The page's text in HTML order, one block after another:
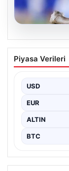
06.08.2026
Maçın
tansiyonu
gergin anlar
yüksek…
Piyasa Verileri
USD
EUR
ALTIN
BTC